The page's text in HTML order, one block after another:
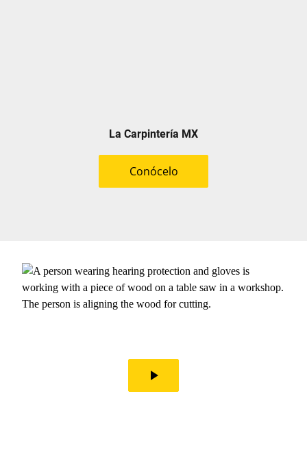
La Carpintería MX
Conócelo
play_arrow